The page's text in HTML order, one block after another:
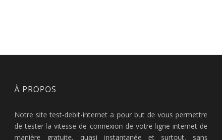
À PROPOS
Notre site test-debit-internet a pour but de vous permettre
de tester la vitesse de connexion de votre ligne internet de
manière gratuite, quasi instantanée et surtout, sans